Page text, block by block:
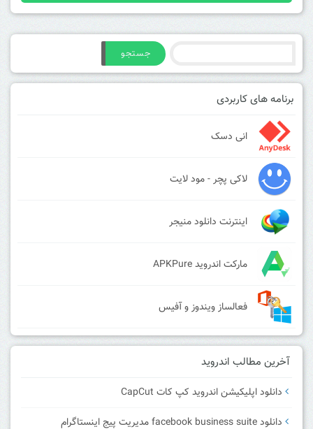
جستجو
برنامه های کاربردی
انی دسک
لاکی پچر - مود لایت
اینترنت دانلود منیجر
مارکت اندروید APKPure
فعالساز ویندوز و آفیس
آخرین مطالب اندروید
دانلود اپلیکیشن اندروید کپ کات CapCut
دانلود facebook business suite مدیریت پیج اینستاگرام